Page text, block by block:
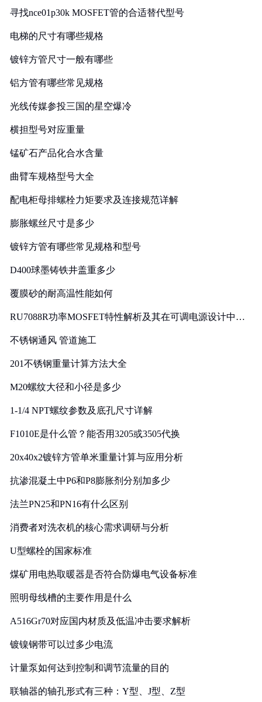
寻找nce01p30k MOSFET管的合适替代型号
电梯的尺寸有哪些规格
镀锌方管尺寸一般有哪些
铝方管有哪些常见规格
光线传媒参投三国的星空爆冷
横担型号对应重量
锰矿石产品化合水含量
曲臂车规格型号大全
配电柜母排螺栓力矩要求及连接规范详解
膨胀螺丝尺寸是多少
镀锌方管有哪些常见规格和型号
D400球墨铸铁井盖重多少
覆膜砂的耐高温性能如何
RU7088R功率MOSFET特性解析及其在可调电源设计中的
不锈钢通风 管道施工
201不锈钢重量计算方法大全
M20螺纹大径和小径是多少
1-1/4 NPT螺纹参数及底孔尺寸详解
F1010E是什么管？能否用3205或3505代换
20x40x2镀锌方管单米重量计算与应用分析
抗渗混凝土中P6和P8膨胀剂分别加多少
法兰PN25和PN16有什么区别
消费者对洗衣机的核心需求调研与分析
U型螺栓的国家标准
煤矿用电热取暖器是否符合防爆电气设备标准
照明母线槽的主要作用是什么
A516Gr70对应国内材质及低温冲击要求解析
镀镍钢带可以过多少电流
计量泵如何达到控制和调节流量的目的
联轴器的轴孔形式有三种：Y型、J型、Z型